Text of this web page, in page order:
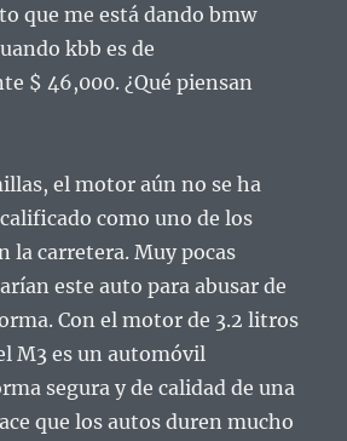
que me está dando bmw
kbb es de
$ 46,000. ¿Qué piensan
el motor aún no se ha
como uno de los
la carretera. Muy pocas
este auto para abusar de
Con el motor de 3.2 litros
M3 es un automóvil
segura y de calidad de una
que los autos duren mucho